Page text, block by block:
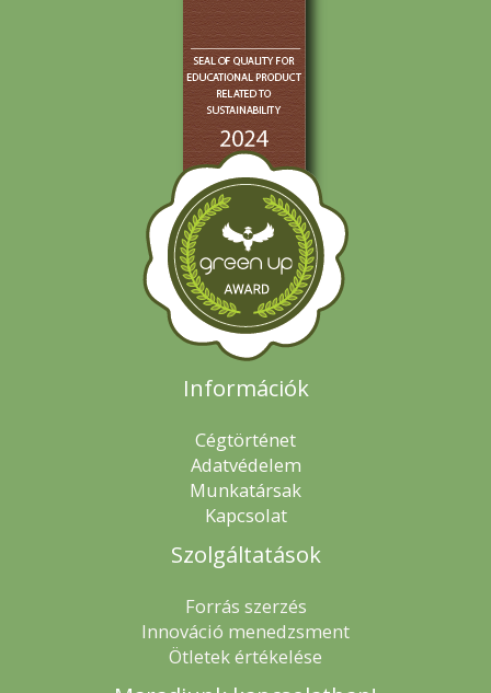
Információk
Cégtörténet
Adatvédelem
Munkatársak
Kapcsolat
Szolgáltatások
Forrás szerzés
Innováció menedzsment
Ötletek értékelése